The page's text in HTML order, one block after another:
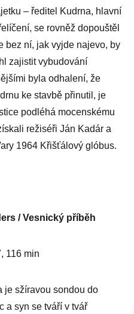
– ředitel Kudrna, hlavní
se rovněž dopouštěl
bez ní, jak vyjde najevo, by
zajistit vybudování
byla odhalení, že
ke stavbě přinutil, je
podléhá mocenskému
režiséři Ján Kadár a
1964 Křišťálový glóbus.
/ Vesnický příběh
116 min
je sžíravou sondou do
a syn se tváří v tvář